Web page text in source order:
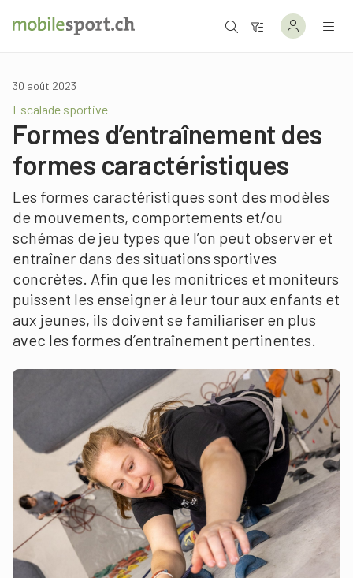
30 août 2023
Escalade sportive
Formes d’entraînement des
formes caractéristiques
Les formes caractéristiques sont des modèles
de mouvements, comportements et/ou
schémas de jeu types que l’on peut observer et
entraîner dans des situations sportives
concrètes. Afin que les monitrices et moniteurs
puissent les enseigner à leur tour aux enfants et
aux jeunes, ils doivent se familiariser en plus
avec les formes d’entraînement pertinentes.